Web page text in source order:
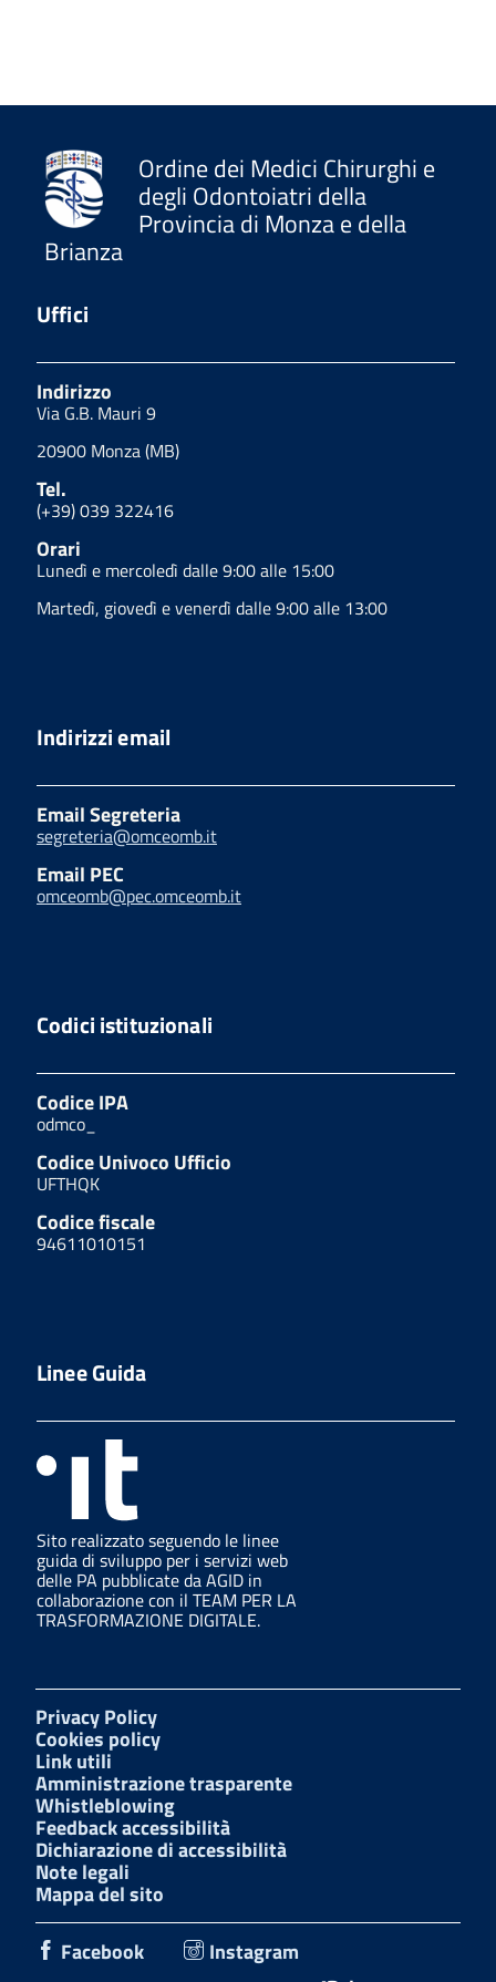
Ordine dei Medici Chirurghi e
degli Odontoiatri della
Provincia di Monza e della
Brianza
Uffici
Indirizzo
Via G.B. Mauri 9
20900 Monza (MB)
Tel.
(+39) 039 322416
Orari
Lunedì e mercoledì dalle 9:00 alle 15:00
Martedì, giovedì e venerdì dalle 9:00 alle 13:00
Indirizzi email
Email Segreteria
segreteria@omceomb.it
Email PEC
omceomb@pec.omceomb.it
Codici istituzionali
Codice IPA
odmco_
Codice Univoco Ufficio
UFTHQK
Codice fiscale
94611010151
Linee Guida
Sito realizzato seguendo le linee
guida di sviluppo per i servizi web
delle PA pubblicate da AGID in
collaborazione con il TEAM PER LA
TRASFORMAZIONE DIGITALE.
Privacy Policy
Cookies policy
Link utili
Amministrazione trasparente
Whistleblowing
Feedback accessibilità
Dichiarazione di accessibilità
Note legali
Mappa del sito
Facebook
Instagram